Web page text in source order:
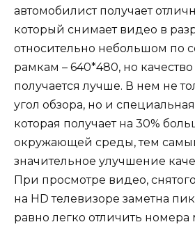
автомобилист получает
который снимает видео в
относительно небольшом по
рамкам – 640*480, но
получается лучше. В нем не
угол обзора, но и
которая получает на 30%
окружающей среды, тем
значительное улучшение
При просмотре видео,
на HD телевизоре заметна
равно легко отличить